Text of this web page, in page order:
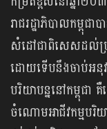
រាជរដ្ឋាភិបាលកម្ពុជា
សំដៅជាពិសេសដល់ប្
ដោយទើបនឹងចាប់អនុវ
បរិយាបន្ននៅកម្ពុជ
ចំណោមអាជីវកម្មបរិ